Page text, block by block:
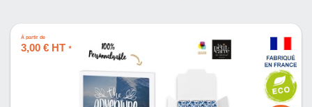
À partir de
3,00 € HT *